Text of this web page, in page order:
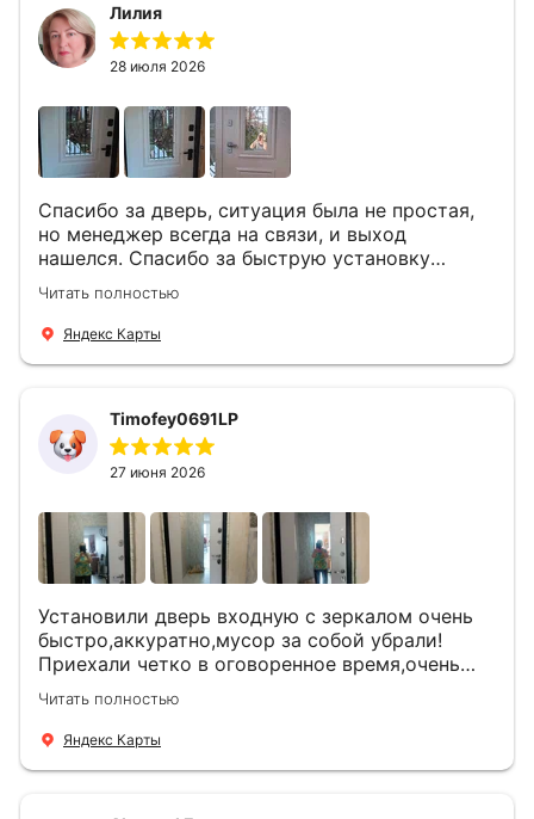
Лилия
28 июля 2026
Спасибо за дверь, ситуация была не простая,
но менеджер всегда на связи, и выход
нашелся. Спасибо за быструю установку
Роману, один и привёз, и установил. Надеюсь,
что дверь нам долго послужит
Читать полностью
Яндекс Карты
Timofey0691LP
27 июня 2026
Установили дверь входную с зеркалом очень
быстро,аккуратно,мусор за собой убрали!
Приехали четко в оговоренное время,очень
вежливые,деликатные рабочие .Все
понравилось и дверь ,и работа и цена!
Читать полностью
Яндекс Карты